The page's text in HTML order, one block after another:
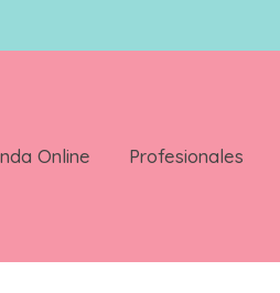
Online Profesionales
20 W